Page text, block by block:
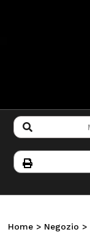
Home > Negozio >